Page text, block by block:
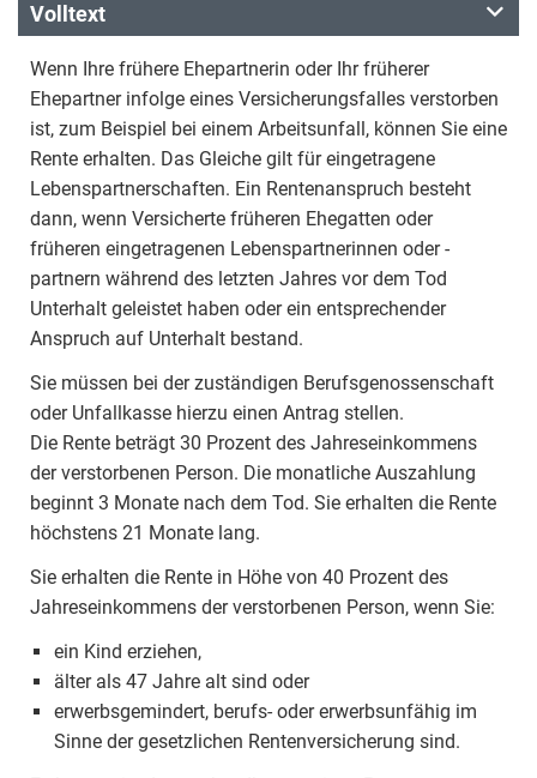
Volltext
Wenn Ihre frühere Ehepartnerin oder Ihr früherer
Ehepartner infolge eines Versicherungsfalles verstorben
ist, zum Beispiel bei einem Arbeitsunfall, können Sie eine
Rente erhalten. Das Gleiche gilt für eingetragene
Lebenspartnerschaften. Ein Rentenanspruch besteht
dann, wenn Versicherte früheren Ehegatten oder
früheren eingetragenen Lebenspartnerinnen oder -
partnern während des letzten Jahres vor dem Tod
Unterhalt geleistet haben oder ein entsprechender
Anspruch auf Unterhalt bestand.
Sie müssen bei der zuständigen Berufsgenossenschaft
oder Unfallkasse hierzu einen Antrag stellen.
Die Rente beträgt 30 Prozent des Jahreseinkommens
der verstorbenen Person. Die monatliche Auszahlung
beginnt 3 Monate nach dem Tod. Sie erhalten die Rente
höchstens 21 Monate lang.
Sie erhalten die Rente in Höhe von 40 Prozent des
Jahreseinkommens der verstorbenen Person, wenn Sie:
ein Kind erziehen,
älter als 47 Jahre alt sind oder
erwerbsgemindert, berufs- oder erwerbsunfähig im
Sinne der gesetzlichen Rentenversicherung sind.